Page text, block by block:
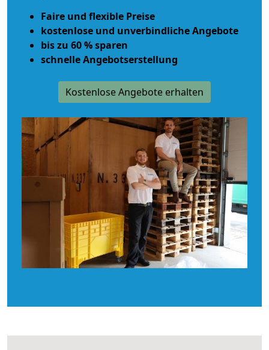
Faire und flexible Preise
kostenlose und unverbindliche Angebote
bis zu 60 % sparen
schnelle Angebotserstellung
Kostenlose Angebote erhalten